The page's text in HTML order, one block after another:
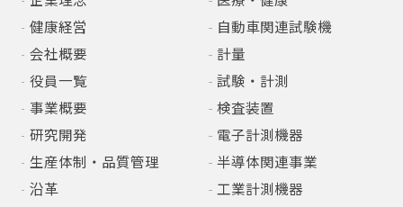
健康経営
会社概要
役員一覧
事業概要
研究開発
生産体制・品質管理
沿革
自動車関連試験機
計量
試験・計測
検査装置
電子計測機器
半導体関連事業
工業計測機器